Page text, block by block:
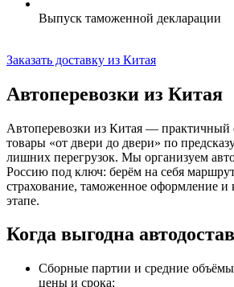
Выпуск таможенной декларации
Заказать доставку из Китая
Автоперевозки из Китая
Автоперевозки из Китая — практичный
товары «от двери до двери» по
лишних перегрузок. Мы организуем
Россию под ключ: берём на себя
страхование, таможенное оформление и
этапе.
Когда выгодна
Сборные партии и средние
цены и срока;